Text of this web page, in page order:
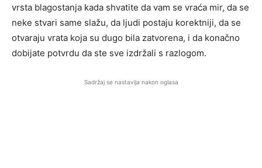
vrsta blagostanja kada shvatite da vam se vraća mir, da se
neke stvari same slažu, da ljudi postaju korektniji, da se
otvaraju vrata koja su dugo bila zatvorena, i da konačno
dobijate potvrdu da ste sve izdržali s razlogom.
Sadržaj se nastavlja nakon oglasa